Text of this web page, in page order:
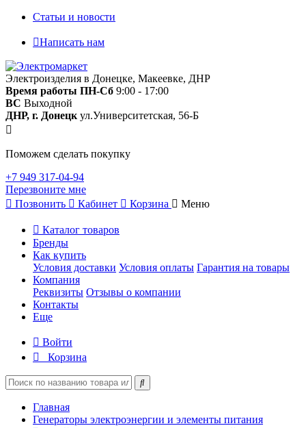
Статьи и новости
Написать нам
Электроизделия в Донецке, Макеевке, ДНР
Время работы ПН-Сб 9:00 - 17:00
ВС Выходной
ДНР, г. Донецк ул.Университетская, 56-Б
Поможем сделать покупку
+7 949 317-04-94
Перезвоните мне
Позвонить
Кабинет Корзина Меню
Каталог товаров
Бренды
Как купить
Условия доставки Условия оплаты Гарантия на товары
Компания
Реквизиты Отзывы о компании
Контакты
Еще
Войти
Корзина
Главная
Генераторы электроэнергии и элементы питания